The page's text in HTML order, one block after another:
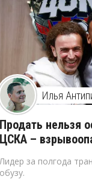
Илья
Продать нельзя
ЦСКА –
Лидер за полгода
обузу.